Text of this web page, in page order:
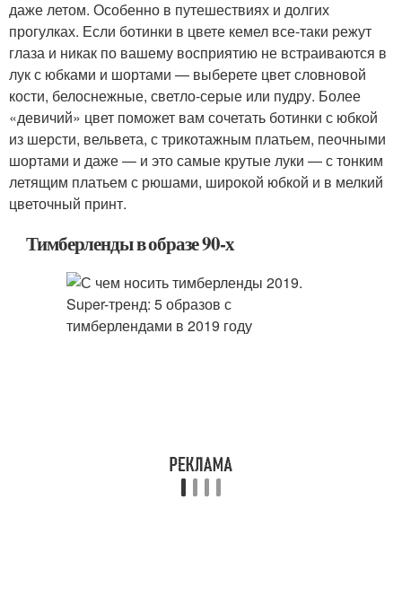
даже летом. Особенно в путешествиях и долгих
прогулках. Если ботинки в цвете кемел все-таки режут
глаза и никак по вашему восприятию не встраиваются в
лук с юбками и шортами — выберете цвет словновой
кости, белоснежные, светло-серые или пудру. Более
«девичий» цвет поможет вам сочетать ботинки с юбкой
из шерсти, вельвета, с трикотажным платьем, пеочными
шортами и даже — и это самые крутые луки — с тонким
летящим платьем с рюшами, широкой юбкой и в мелкий
цветочный принт.
Тимберленды в образе 90-х